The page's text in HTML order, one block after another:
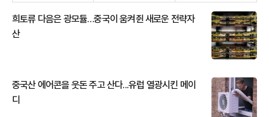
희토류 다음은 광모듈…중국이 움켜쥔 새로운 전략자
산
중국산 에어콘을 웃돈 주고 산다...유럽 열광시킨 메이
디